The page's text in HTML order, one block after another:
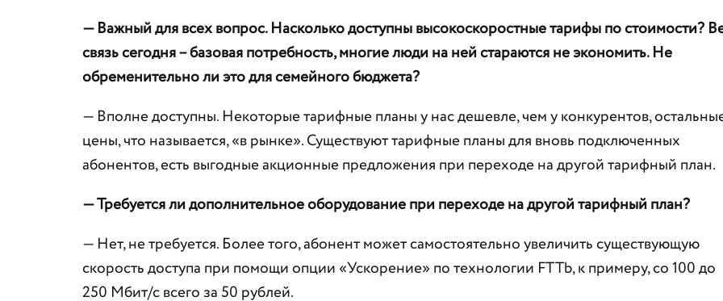
— Важный для всех вопрос. Насколько доступны высокоскоростные тарифы по стоимости?
связь сегодня – базовая потребность, многие люди на ней стараются не экономить. Не
обременительно ли это для семейного бюджета?
— Вполне доступны. Некоторые тарифные планы у нас дешевле, чем у конкурентов,
цены, что называется, «в рынке». Существуют тарифные планы для вновь подключенных
абонентов, есть выгодные акционные предложения при переходе на другой тарифный план.
— Требуется ли дополнительное оборудование при переходе на другой тарифный план?
— Нет, не требуется. Более того, абонент может самостоятельно увеличить существующую
скорость доступа при помощи опции «Ускорение» по технологии FTTb, к примеру, со 100 до
250 Мбит/с всего за 50 рублей.